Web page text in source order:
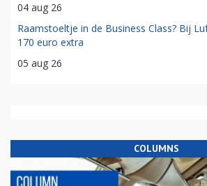
04 aug 26
Raamstoeltje in de Business Class? Bij
170 euro extra
05 aug 26
COLUMNS